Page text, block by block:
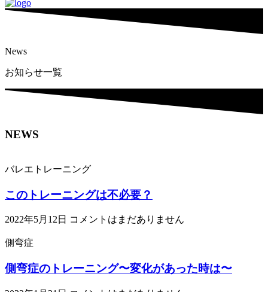
News
お知らせ一覧
NEWS
バレエトレーニング
このトレーニングは不必要？
2022年5月12日 コメントはまだありません
側弯症
側弯症のトレーニング〜変化があった時は〜